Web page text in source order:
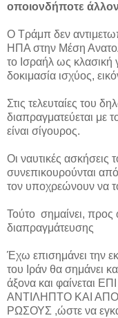
οποιονδήποτε
Ο Τράμπ δεν
ΗΠΑ στην Μέση
το Ισραήλ ως κλασική
δοκιμασία ισχύος,
Στις τελευταίες του
διαπραγματεύεται με
είναι σίγουρος.
Οι ναυτικές ασκήσεις
συνεπικουρούνται
τον υποχρεώνουν να
Τούτο σημαίνει, προς
διαπραγμάτευσης
Έχω επισημάνει την
του Ιράν θα σημάνει
άξονα και φαίνεται
ΑΝΤΙΛΗΠΤΟ ΚΑΙ
ΡΩΣΟΥΣ ,ώστε να